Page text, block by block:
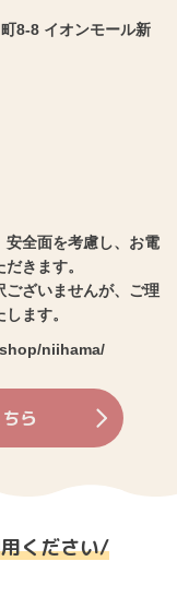
8-8 イオンモール新
安全面を考慮し、お電
きます。
ございませんが、ご理
ます。
niihama/
ら
ください/